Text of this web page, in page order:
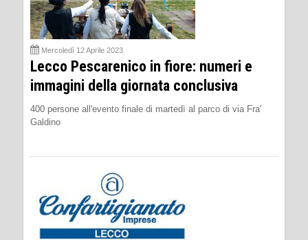
Mercoledì 12 Aprile 2023
Lecco Pescarenico in fiore: numeri e
immagini della giornata conclusiva
400 persone all'evento finale di martedì al parco di via Fra'
Galdino